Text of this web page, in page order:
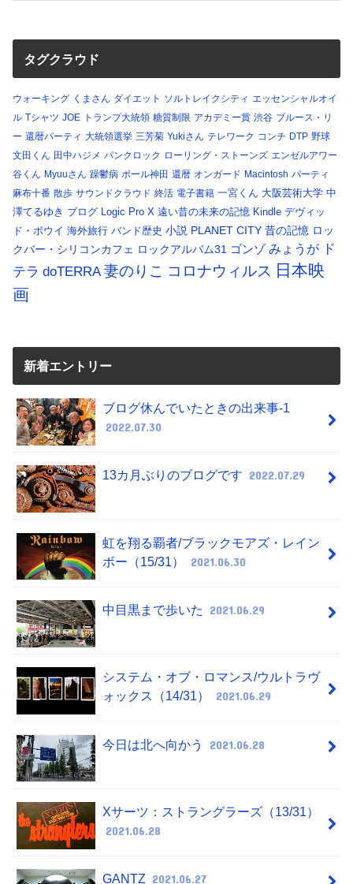
タグクラウド
ウォーキング くまさん ダイエット ソルトレイクシティ エッセンシャルオイ
ル Tシャツ JOE トランプ大統領 糖質制限 アカデミー賞 渋谷 ブルース・リ
ー 還暦パーティ 大統領選挙 三芳菊 Yukiさん テレワーク コンチ DTP 野球
文田くん 田中ハジメ パンクロック ローリング・ストーンズ エンゼルアワー
谷くん Myuuさん 躁鬱病 ポール神田 還暦 オンガード Macintosh パーティ
麻布十番 散歩 サウンドクラウド 終活 電子書籍 一宮くん 大阪芸術大学 中
澤てるゆき ブログ Logic Pro X 遠い昔の未来の記憶 Kindle デヴィッ
ド・ボウイ 海外旅行 バンド歴史 小説 PLANET CITY 昔の記憶 ロッ
クバー・シリコンカフェ ロックアルバム31 ゴンゾ みょうが
ド
テラ doTERRA 妻のりこ コロナウィルス 日本映
画
新着エントリー
ブログ休んでいたときの出来事-1
2022.07.30
13カ月ぶりのブログです 2022.07.29
虹を翔る覇者/ブラックモアズ・レイン
ボー（15/31）
2021.06.30
中目黒まで歩いた 2021.06.29
システム・オブ・ロマンス/ウルトラヴ
ォックス（14/31）
2021.06.29
今日は北へ向かう 2021.06.28
Xサーツ：ストラングラーズ（13/31）
2021.06.28
GANTZ 2021.06.27